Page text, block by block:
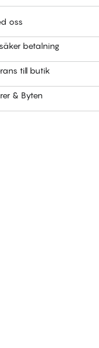
oss
betalning
till butik
& Byten